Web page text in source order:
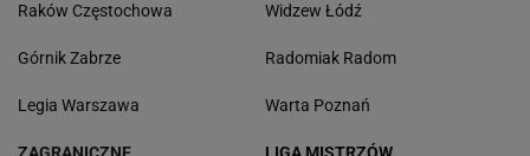
Raków Częstochowa
Górnik Zabrze
Legia Warszawa
Widzew Łódź
Radomiak Radom
Warta Poznań